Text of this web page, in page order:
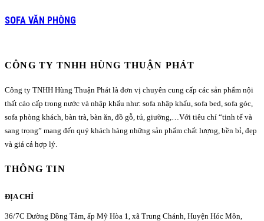
SOFA VĂN PHÒNG
CÔNG TY TNHH HÙNG THUẬN PHÁT
Công ty TNHH Hùng Thuận Phát là đơn vị chuyên cung cấp các sản phẩm nội
thất cáo cấp trong nước và nhập khẩu như: sofa nhập khẩu, sofa bed, sofa góc,
sofa phòng khách, bàn trà, bàn ăn, đồ gỗ, tủ, giường,…Với tiêu chí “tinh tế và
sang trọng” mang đến quý khách hàng những sản phẩm chất lượng, bền bỉ, đẹp
và giá cả hợp lý.
THÔNG TIN
ĐỊA CHỈ
36/7C Đường Đồng Tâm, ấp Mỹ Hòa 1, xã Trung Chánh, Huyện Hóc Môn,